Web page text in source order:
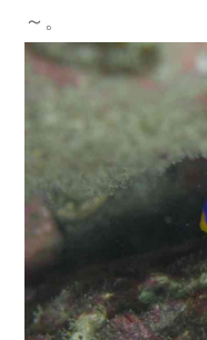
～。